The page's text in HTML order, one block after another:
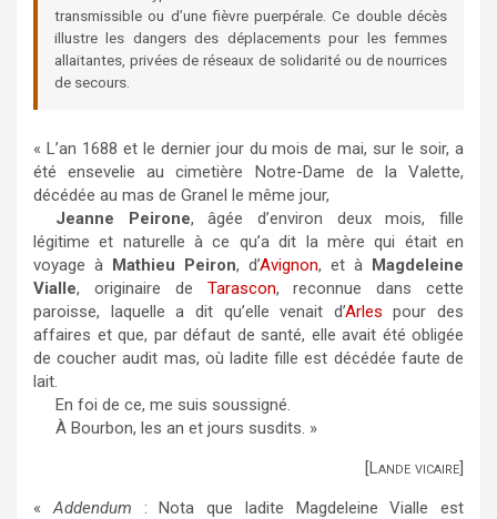
transmissible ou d’une fièvre puerpérale. Ce double décès
illustre les dangers des déplacements pour les femmes
allaitantes, privées de réseaux de solidarité ou de nourrices
de secours.
« L’an 1688 et le dernier jour du mois de mai, sur le soir, a
été ensevelie au cimetière Notre-Dame de la Valette,
décédée au mas de Granel le même jour,
Jeanne Peirone, âgée d’environ deux mois, fille
légitime et naturelle à ce qu’a dit la mère qui était en
voyage à Mathieu Peiron, d’Avignon, et à Magdeleine
Vialle, originaire de Tarascon, reconnue dans cette
paroisse, laquelle a dit qu’elle venait d’Arles pour des
affaires et que, par défaut de santé, elle avait été obligée
de coucher audit mas, où ladite fille est décédée faute de
lait.
En foi de ce, me suis soussigné.
À Bourbon, les an et jours susdits. »
[Lande vicaire]
«Addendum : Nota que ladite Magdeleine Vialle est